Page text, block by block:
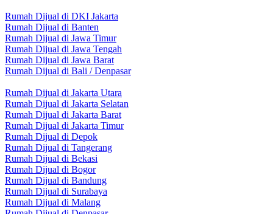
Rumah Dijual di DKI Jakarta
Rumah Dijual di Banten
Rumah Dijual di Jawa Timur
Rumah Dijual di Jawa Tengah
Rumah Dijual di Jawa Barat
Rumah Dijual di Bali / Denpasar
Rumah Dijual di Jakarta Utara
Rumah Dijual di Jakarta Selatan
Rumah Dijual di Jakarta Barat
Rumah Dijual di Jakarta Timur
Rumah Dijual di Depok
Rumah Dijual di Tangerang
Rumah Dijual di Bekasi
Rumah Dijual di Bogor
Rumah Dijual di Bandung
Rumah Dijual di Surabaya
Rumah Dijual di Malang